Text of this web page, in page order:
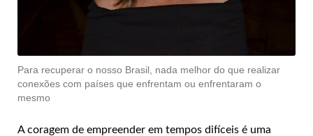
Para recuperar o nosso Brasil, nada melhor do que realizar
conexões com países que enfrentam ou enfrentaram o
mesmo
A coragem de empreender em tempos difíceis é uma